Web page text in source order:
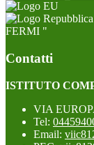
FERMI "
Contatti
ISTITUTO
VIA
Tel:
Email: